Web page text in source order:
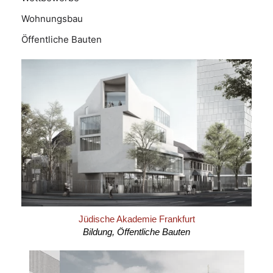
Wohnungsbau
Öffentliche Bauten
Jüdische Akademie Frankfurt
Bildung, Öffentliche Bauten